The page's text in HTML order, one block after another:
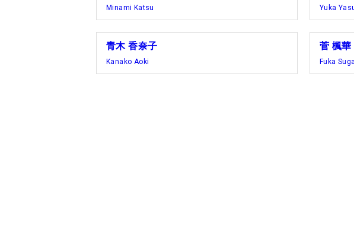
Minami Katsu Yuka
青木 香奈子
Kanako Aoki
菅 楓華
Fuka Suga